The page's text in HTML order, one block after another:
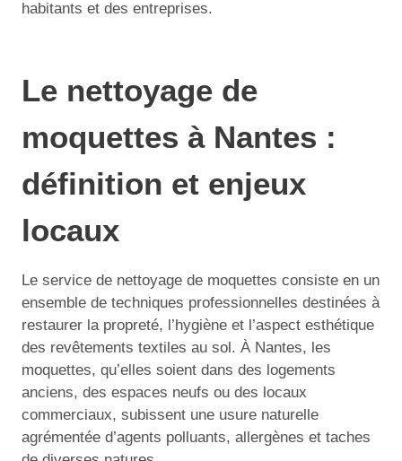
habitants et des entreprises.
Le nettoyage de
moquettes à Nantes :
définition et enjeux
locaux
Le service de nettoyage de moquettes consiste en un
ensemble de techniques professionnelles destinées à
restaurer la propreté, l’hygiène et l’aspect esthétique
des revêtements textiles au sol. À Nantes, les
moquettes, qu’elles soient dans des logements
anciens, des espaces neufs ou des locaux
commerciaux, subissent une usure naturelle
agrémentée d’agents polluants, allergènes et taches